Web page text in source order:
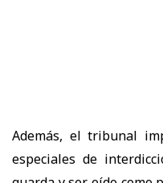
Además, el tribunal
especiales de